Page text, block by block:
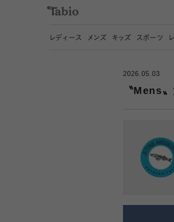
レディース メンズ キッズ スポーツ
2026.05.03
〝Mens